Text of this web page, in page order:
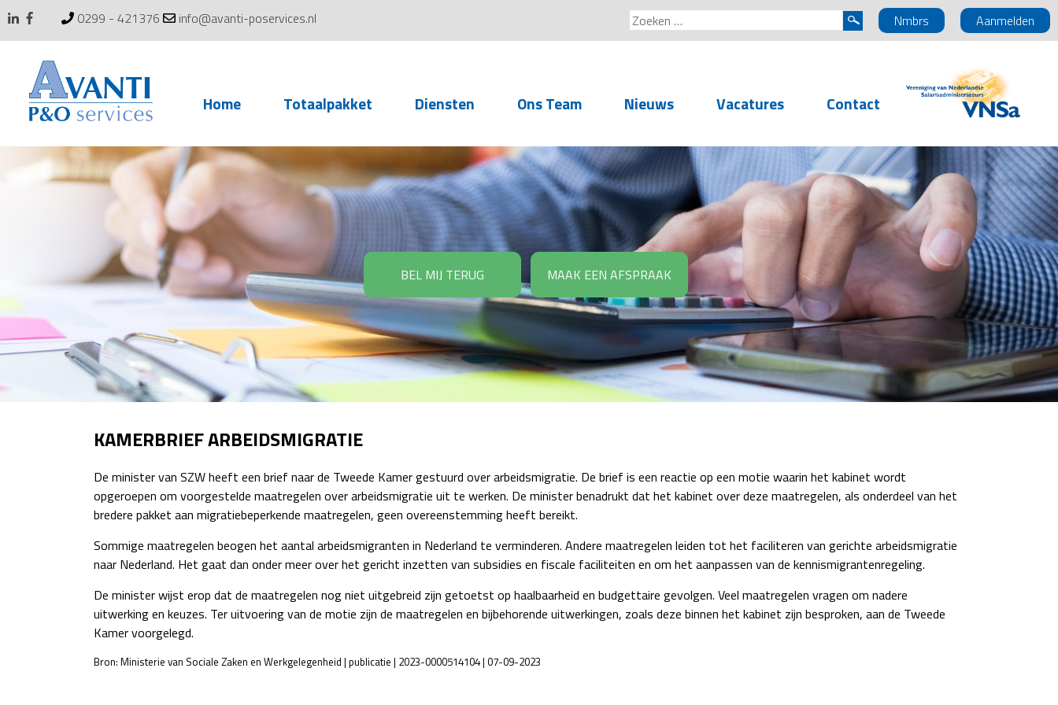
0299 - 421376 info@avanti-poservices.nl Aanmelden
Nmbrs
Zoeken
naar:
Home Totaalpakket Diensten
Service voor
accountants- en
administratiekantoren
Arbeidsrechtelijke
Advisering
Salarisadministratie
Personeelsadministratie
Detachering
Ons Team Nieuws Vacatures Contact
BEL MIJ TERUG MAAK EEN AFSPRAAK
KAMERBRIEF ARBEIDSMIGRATIE
De minister van SZW heeft een brief naar de Tweede Kamer gestuurd over arbeidsmigratie. De brief is een reactie op een motie waarin het kabinet wordt
opgeroepen om voorgestelde maatregelen over arbeidsmigratie uit te werken. De minister benadrukt dat het kabinet over deze maatregelen, als onderdeel van het
bredere pakket aan migratiebeperkende maatregelen, geen overeenstemming heeft bereikt.
Sommige maatregelen beogen het aantal arbeidsmigranten in Nederland te verminderen. Andere maatregelen leiden tot het faciliteren van gerichte arbeidsmigratie
naar Nederland. Het gaat dan onder meer over het gericht inzetten van subsidies en fiscale faciliteiten en om het aanpassen van de kennismigrantenregeling.
De minister wijst erop dat de maatregelen nog niet uitgebreid zijn getoetst op haalbaarheid en budgettaire gevolgen. Veel maatregelen vragen om nadere
uitwerking en keuzes. Ter uitvoering van de motie zijn de maatregelen en bijbehorende uitwerkingen, zoals deze binnen het kabinet zijn besproken, aan de Tweede
Kamer voorgelegd.
Bron: Ministerie van Sociale Zaken en Werkgelegenheid | publicatie | 2023-0000514104 | 07-09-2023